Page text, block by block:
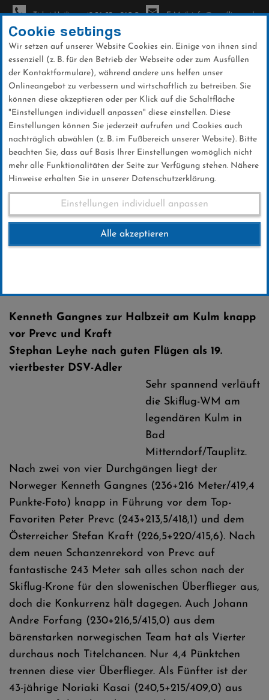
Direkt
zum
Inhalt
Ticket-Hotline: +49 56 32 - 960-0 E-Mail: info@sc-willingen.de
News
FIS Skiflug WM Kulm 2016
15 .Januar 2016
Kenneth Gangnes zur Halbzeit am Kulm knapp
vor Prevc und Kraft
Stephan Leyhe nach guten Flügen als 19.
viertbester DSV-Adler
Sehr spannend verläuft
die Skiflug-WM am
legendären Kulm in
Bad
Mitterndorf/Tauplitz.
Nach zwei von vier Durchgängen liegt der
Norweger Kenneth Gangnes (236+216 Meter/419,4
Punkte-Foto) knapp in Führung vor dem Top-
Favoriten Peter Prevc (243+213,5/418,1) und dem
Österreicher Stefan Kraft (226,5+220/415,6). Nach
dem neuen Schanzenrekord von Prevc auf
fantastische 243 Meter sah alles schon nach der
Skiflug-Krone für den slowenischen Überflieger aus,
doch die Konkurrenz hält dagegen. Auch Johann
Andre Forfang (230+216,5/415,0) aus dem
bärenstarken norwegischen Team hat als Vierter
durchaus noch Titelchancen. Nur 4,4 Pünktchen
trennen diese vier Überflieger. Als Fünfter ist der
43-jährige Noriaki Kasai (240,5+215/409,0) aus
Cookie settings
Wir setzen auf unserer Website Cookies ein. Einige von ihnen sind
essenziell (z. B. für den Betrieb der Webseite oder zum Ausfüllen
der Kontaktformulare), während andere uns helfen unser
Onlineangebot zu verbessern und wirtschaftlich zu betreiben. Sie
können diese akzeptieren oder per Klick auf die Schaltfläche
"Einstellungen individuell anpassen" diese einstellen. Diese
Einstellungen können Sie jederzeit aufrufen und Cookies auch
nachträglich abwählen (z. B. im Fußbereich unserer Website). Bitte
beachten Sie, dass auf Basis Ihrer Einstellungen womöglich nicht
mehr alle Funktionalitäten der Seite zur Verfügung stehen. Nähere
Hinweise erhalten Sie in unserer Datenschutzerklärung.
Einstellungen individuell anpassen
Alle akzeptieren